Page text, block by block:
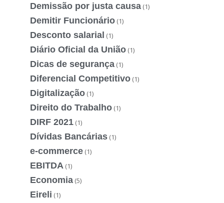
Demissão por justa causa (1)
Demitir Funcionário (1)
Desconto salarial (1)
Diário Oficial da União (1)
Dicas de segurança (1)
Diferencial Competitivo (1)
Digitalização (1)
Direito do Trabalho (1)
DIRF 2021 (1)
Dívidas Bancárias (1)
e-commerce (1)
EBITDA (1)
Economia (5)
Eireli (1)